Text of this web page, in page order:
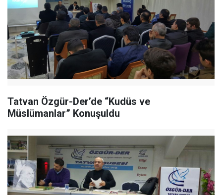
Tatvan Özgür-Der’de “Kudüs ve
Müslümanlar” Konuşuldu